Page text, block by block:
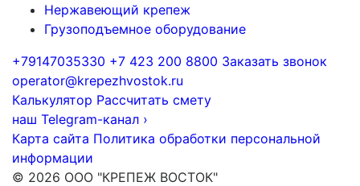
Нержавеющий крепеж
Грузоподъемное оборудование
+79147035330 +7 423 200 8800 Заказать звонок
operator@krepezhvostok.ru
Калькулятор Рассчитать смету
наш Telegram-канал ›
Карта сайта Политика обработки персональной
информации
© 2026 ООО "КРЕПЕЖ ВОСТОК"